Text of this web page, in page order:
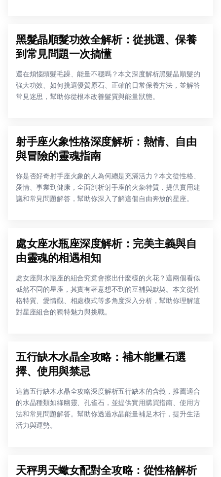
黑髮晶順髮功效全解析：從挑選、保養
到常見問題一次搞懂
還在煩惱頭髮毛躁、能量不穩嗎？本文深度解析黑髮晶順髮的
強大功效、如何挑選優質原石、正確的日常保養方法，並解答
常見迷思，幫助你從根本改善髮質與能量狀態。
射手座火象性格深度解析：熱情、自由
與冒險的靈魂指南
你是否好奇射手座火象的人為何總是充滿活力？本文從性格、
愛情、事業到健康，全面剖析射手座的火象特質，提供實用建
議和常見問題解答，幫助你深入了解這個自由奔放的星座。
處女座水瓶座深度解析：完美主義與自
由靈魂的相遇相知
處女座與水瓶座的組合究竟會擦出什麼樣的火花？這兩個看似
截然不同的星座，其實有著意想不到的互補與默契。本文從性
格特質、愛情觀、相處模式等多角度深入分析，幫助你理解這
對星座組合的獨特魅力與挑戰。
五行缺木水晶全攻略：補木能量石選
擇、使用與禁忌
這篇五行缺木水晶全攻略深度解析五行缺木的含義，推薦適合
的水晶種類如綠幽靈、孔雀石，並提供實用購買指南、使用方
法和常見問題解答。幫助你透過水晶能量補足木行，提升生活
活力與運勢。
天秤男天蠍女配對全攻略：從性格解析